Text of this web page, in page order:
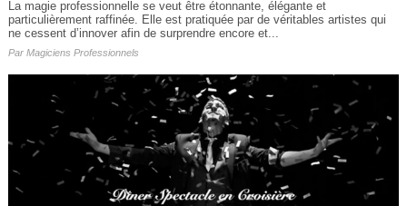
La magie professionnelle se veut être étonnante, élégante et
particulièrement raffinée. Elle est pratiquée par de véritables artistes qui
ne cessent d’innover afin de surprendre encore et...
Par Magiciens Professionnels